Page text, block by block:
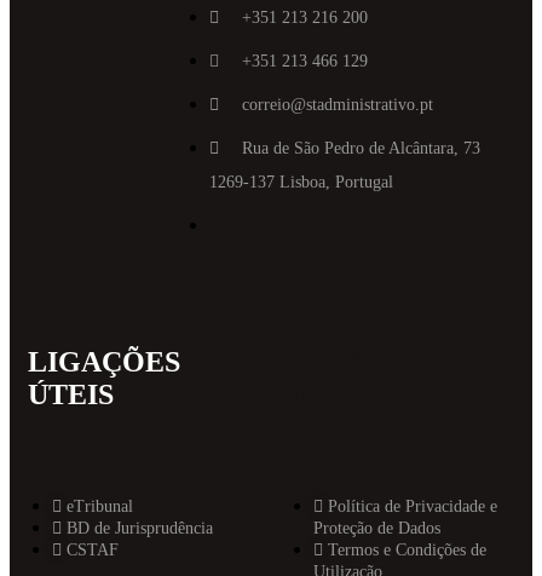
+351 213 216 200
+351 213 466 129
correio@stadministrativo.pt
Rua de São Pedro de Alcântara, 73
1269-137 Lisboa, Portugal
LIGAÇÕES
ÚTEIS
eTribunal
BD de Jurisprudência
CSTAF
Política de Privacidade e
Proteção de Dados
Termos e Condições de
Utilização